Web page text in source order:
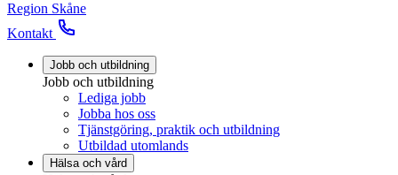
Region Skåne
Kontakt
Jobb och utbildning
Jobb och utbildning
Lediga jobb
Jobba hos oss
Tjänstgöring, praktik och utbildning
Utbildad utomlands
Hälsa och vård